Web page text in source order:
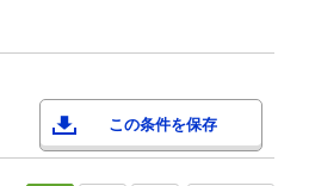
この条件を保存